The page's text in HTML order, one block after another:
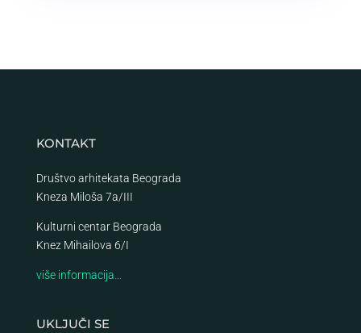
KONTAKT
Društvo arhitekata Beograda
Kneza Miloša 7a/III
Kulturni centar Beograda
Knez Mihailova 6/I
više informacija…
UKLJUČI SE